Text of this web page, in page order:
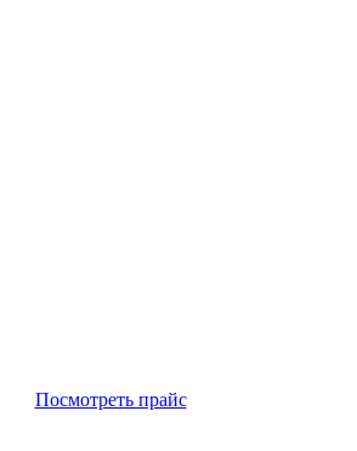
Посмотреть прайс